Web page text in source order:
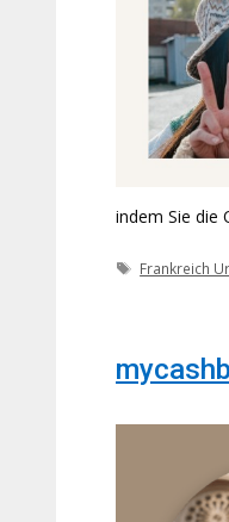
indem Sie die
Schlagwörter
Frankreich